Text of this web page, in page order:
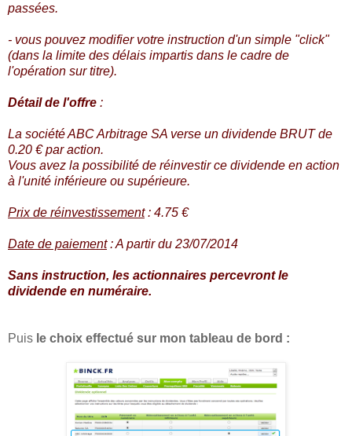
passées.
- vous pouvez modifier votre instruction d'un simple "click"
(dans la limite des délais impartis dans le cadre de
l'opération sur titre).
Détail de l'offre :
La société ABC Arbitrage SA verse un dividende BRUT de
0.20 € par action.
Vous avez la possibilité de réinvestir ce dividende en action
à l'unité inférieure ou supérieure.
Prix de réinvestissement: 4.75 €
Date de paiement: A partir du 23/07/2014
Sans instruction, les actionnaires percevront le
dividende en numéraire.
Puis le choix effectué sur mon tableau de bord :